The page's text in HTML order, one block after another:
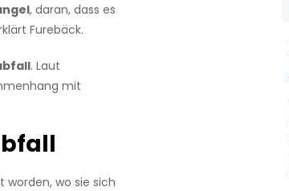
, daran, dass es
Furebäck.
. Laut
mit
worden, wo sie sich